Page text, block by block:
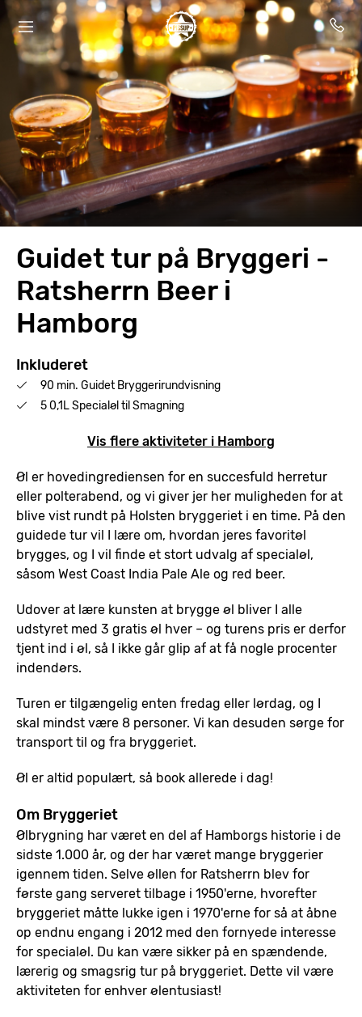
Guidet tur på Bryggeri -
Ratsherrn Beer i
Hamborg
Inkluderet
90 min. Guidet Bryggerirundvisning
5 0,1L Specialøl til Smagning
Vis flere aktiviteter i Hamborg
Øl er hovedingrediensen for en succesfuld herretur
eller polterabend, og vi giver jer her muligheden for at
blive vist rundt på Holsten bryggeriet i en time. På den
guidede tur vil I lære om, hvordan jeres favoritøl
brygges, og I vil finde et stort udvalg af specialøl,
såsom West Coast India Pale Ale og red beer.
Udover at lære kunsten at brygge øl bliver I alle
udstyret med 3 gratis øl hver – og turens pris er derfor
tjent ind i øl, så I ikke går glip af at få nogle procenter
indendørs.
Turen er tilgængelig enten fredag eller lørdag, og I
skal mindst være 8 personer. Vi kan desuden sørge for
transport til og fra bryggeriet.
Øl er altid populært, så book allerede i dag!
Om Bryggeriet
Ølbrygning har været en del af Hamborgs historie i de
sidste 1.000 år, og der har været mange bryggerier
igennem tiden. Selve øllen for Ratsherrn blev for
første gang serveret tilbage i 1950'erne, hvorefter
bryggeriet måtte lukke igen i 1970'erne for så at åbne
op endnu engang i 2012 med den fornyede interesse
for specialøl. Du kan være sikker på en spændende,
lærerig og smagsrig tur på bryggeriet. Dette vil være
aktiviteten for enhver ølentusiast!